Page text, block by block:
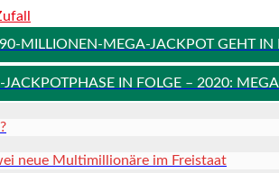
MILLIONEN-MEGA-JACKPOT GEHT IN
IN FOLGE – 2020:
neue Multimillionäre im Freistaat